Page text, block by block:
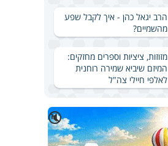
הרב יגאל כהן - איך לקבל שפע
מהשמיים?
מזוזות, ציציות וספרים מחזקים:
המיזם שיביא שמירה רוחנית
לאלפי חיילי צה"ל
🔇